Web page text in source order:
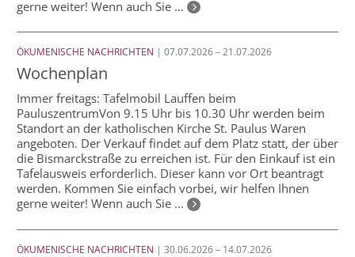
gerne weiter! Wenn auch Sie …
ÖKUMENISCHE NACHRICHTEN | 07.07.2026 – 21.07.2026
Wochenplan
Immer freitags: Tafelmobil Lauffen beim
PauluszentrumVon 9.15 Uhr bis 10.30 Uhr werden beim
Standort an der katholischen Kirche St. Paulus Waren
angeboten. Der Verkauf findet auf dem Platz statt, der über
die Bismarckstraße zu erreichen ist. Für den Einkauf ist ein
Tafelausweis erforderlich. Dieser kann vor Ort beantragt
werden. Kommen Sie einfach vorbei, wir helfen Ihnen
gerne weiter! Wenn auch Sie …
ÖKUMENISCHE NACHRICHTEN | 30.06.2026 – 14.07.2026